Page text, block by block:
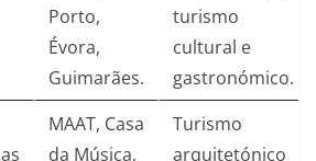
Porto,
Évora,
Guimarães.​
turismo
cultural e
gastronómico.​
MAAT, Casa
da Música,
Turismo
arquitetónico